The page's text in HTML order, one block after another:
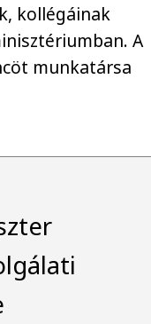
kollégáinak
A
munkatársa